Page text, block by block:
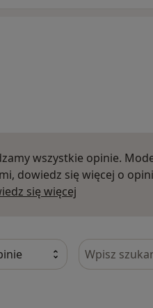
wszystkie opinie.
dowiedz się więcej o
się więcej
Szukaj w